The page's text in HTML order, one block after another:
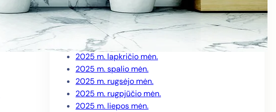
2026 m. kovo mėn.
2026 m. vasario mėn.
2026 m. sausio mėn.
2025 m. gruodžio mėn.
2025 m. lapkričio mėn.
2025 m. spalio mėn.
2025 m. rugsėjo mėn.
2025 m. rugpjūčio mėn.
2025 m. liepos mėn.